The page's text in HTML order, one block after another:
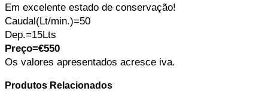
Em excelente estado de conservação!
Caudal(Lt/min.)=50
Dep.=15Lts
Preço=€550
Os valores apresentados acresce iva.
Produtos Relacionados